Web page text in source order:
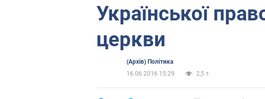
Української
церкви
(Архів) Політика
16.06.2016 15:29
2,5 т.